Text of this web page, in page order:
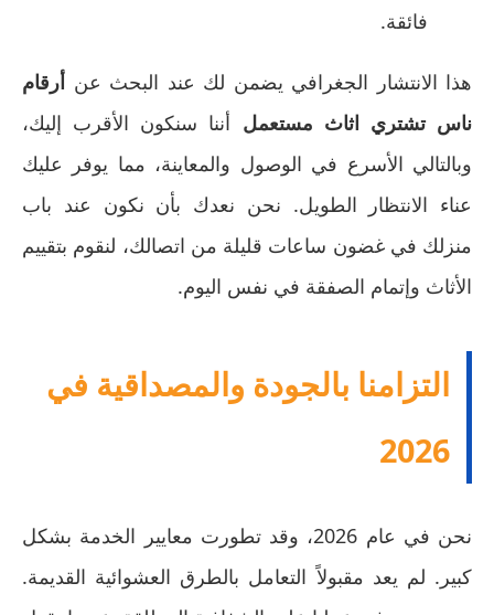
فائقة.
هذا الانتشار الجغرافي يضمن لك عند البحث عن أرقام
ناس تشتري اثاث مستعمل أننا سنكون الأقرب إليك،
وبالتالي الأسرع في الوصول والمعاينة، مما يوفر عليك
عناء الانتظار الطويل. نحن نعدك بأن نكون عند باب
منزلك في غضون ساعات قليلة من اتصالك، لنقوم بتقييم
الأثاث وإتمام الصفقة في نفس اليوم.
التزامنا بالجودة والمصداقية في
2026
نحن في عام 2026، وقد تطورت معايير الخدمة بشكل
كبير. لم يعد مقبولاً التعامل بالطرق العشوائية القديمة.